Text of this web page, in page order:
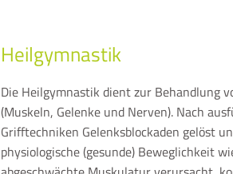
Heilgymnastik
Die Heilgymnastik dient zur Behandlung
(Muskeln, Gelenke und Nerven). Nach
Grifftechniken Gelenksblockaden gelöst
physiologische (gesunde) Beweglichkeit